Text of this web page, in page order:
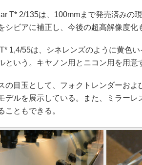
T* 2/135は、100mmまで発売済みの
シビアに補正し、今後の超高解像度化
1,4/55は、シネレンズのように黄色
という。キヤノン用とニコン用を用意
目玉として、フォクトレンダーおよ
デルを展示している。また、ミラー
こともできる。